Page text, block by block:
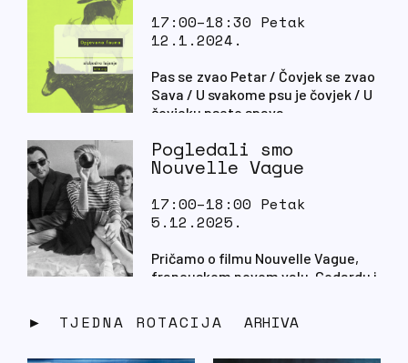
17:00–18:30 Petak
12.1.2024.
Pas se zvao Petar / Čovjek se zvao
Sava / U svakome psu je čovjek / U
čovjeku pseto spava
Pogledali smo
Nouvelle Vague
17:00–18:00 Petak
5.12.2025.
Pričamo o filmu Nouvelle Vague,
francuskom novom valu, Godardu i
TJEDNA ROTACIJA ARHIVA